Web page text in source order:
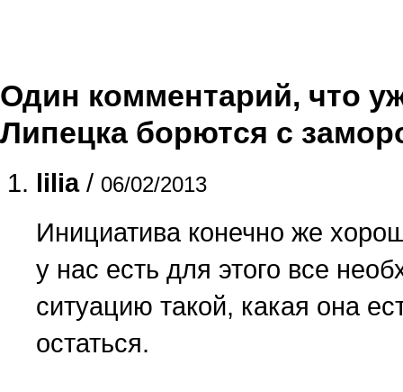
Один комментарий, что
Липецка борются с
lilia/ 06/02/2013
Инициатива конечно же
у нас есть для этого все
ситуацию такой, какая она
остаться.